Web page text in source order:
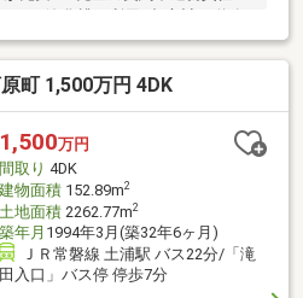
のみ浄化槽を利用※都市計画道路
月現在計画のみ）、公拡法の届出
め、案内時には予約が必要
町 1,500万円 4DK
1,500万円
間取り 4DK
建物面積152.89m2
土地面積2262.77m2
築年月 1994年3月(築32年6ヶ月)
ＪＲ常磐線 土浦駅 バス22分/「滝
田入口」バス停 停歩7分